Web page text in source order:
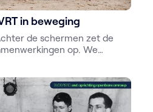
in beweging
de schermen zet de
op. We
meer ‘Jouw VRT’ maken.